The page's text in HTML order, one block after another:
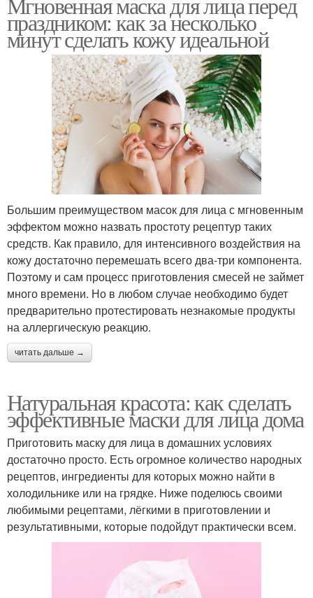
праздником: как за несколько
минут сделать кожу идеальной
Большим преимуществом масок для лица с мгновенным
эффектом можно назвать простоту рецептур таких
средств. Как правило, для интенсивного воздействия на
кожу достаточно перемешать всего два-три компонента.
Поэтому и сам процесс приготовления смесей не займет
много времени. Но в любом случае необходимо будет
предварительно протестировать незнакомые продукты
на аллергическую реакцию.
читать дальше →
Натуральная красота: как сделать
эффективные маски для лица дома
Приготовить маску для лица в домашних условиях
достаточно просто. Есть огромное количество народных
рецептов, ингредиенты для которых можно найти в
холодильнике или на грядке. Ниже поделюсь своими
любимыми рецептами, лёгкими в приготовлении и
результативными, которые подойдут практически всем.